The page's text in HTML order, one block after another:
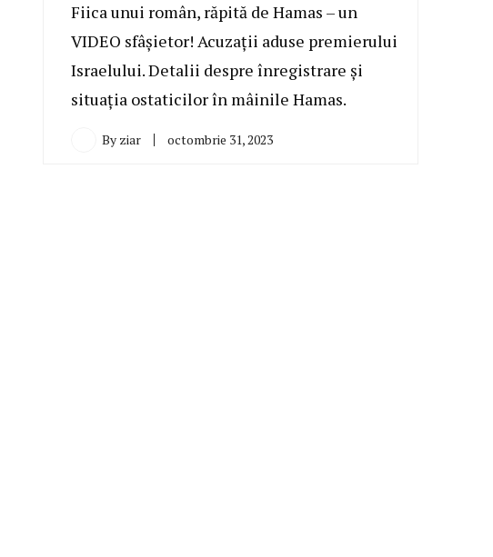
Fiica unui român, răpită de Hamas – un
VIDEO sfâșietor! Acuzații aduse premierului
Israelului. Detalii despre înregistrare și
situația ostaticilor în mâinile Hamas.
By ziar octombrie 31, 2023